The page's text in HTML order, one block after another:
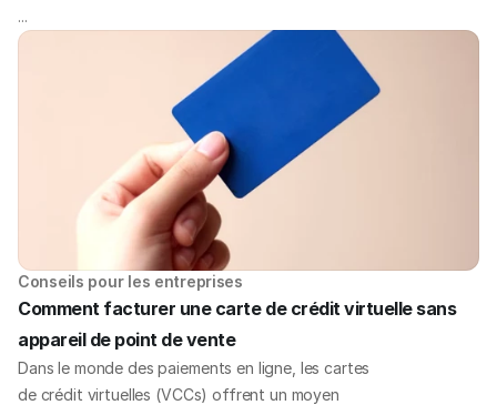
méthodes, astuces et solutions pour gérer les
paiements internationaux pour votre entreprise.
...
Conseils pour les entreprises
Comment facturer une carte de crédit virtuelle sans
appareil de point de vente
Dans le monde des paiements en ligne, les cartes
de crédit virtuelles (VCCs) offrent un moyen